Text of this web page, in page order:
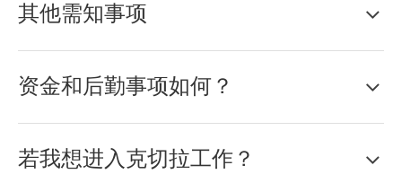
其他需知事项
资金和后勤事项如何？
若我想进入克切拉工作？